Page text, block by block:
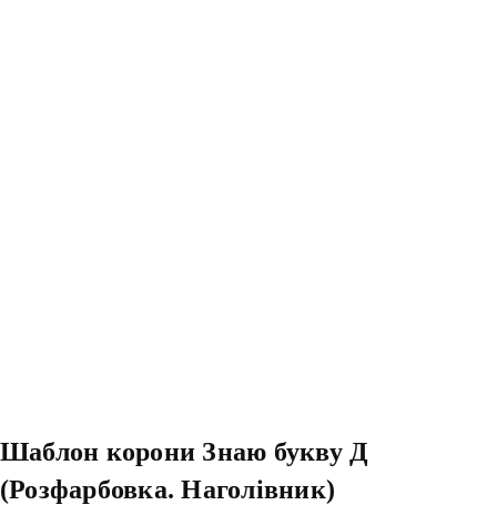
Шаблон корони Знаю букву Д
(Розфарбовка. Наголівник)